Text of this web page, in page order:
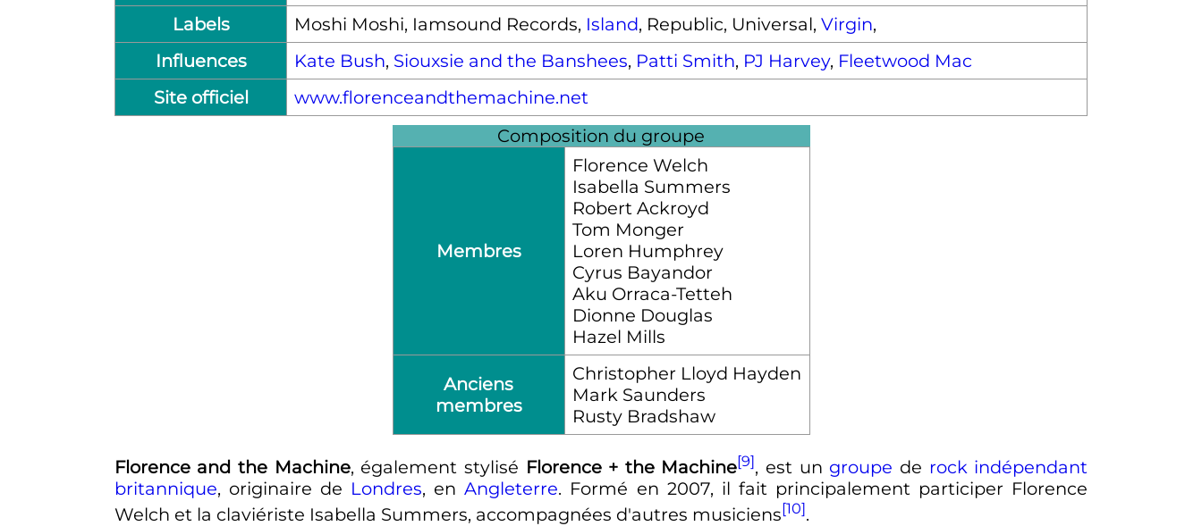
Labels
Moshi Moshi, Iamsound Records, Island, Republic, Universal, Virgin,
Influences
Kate Bush, Siouxsie and the Banshees, Patti Smith, PJ Harvey, Fleetwood Mac
Site officiel
www.florenceandthemachine.net
Composition du groupe
Membres
Florence Welch
Isabella Summers
Robert Ackroyd
Tom Monger
Loren Humphrey
Cyrus Bayandor
Aku Orraca-Tetteh
Dionne Douglas
Hazel Mills
Anciens
membres
Christopher Lloyd Hayden
Mark Saunders
Rusty Bradshaw
Florence and the Machine, également stylisé Florence + the Machine[9], est un groupe de rock indépendant
britannique, originaire de Londres, enAngleterre. Formé en 2007, il fait principalement participer Florence
Welch et la claviériste Isabella Summers, accompagnées d'autres musiciens[10].